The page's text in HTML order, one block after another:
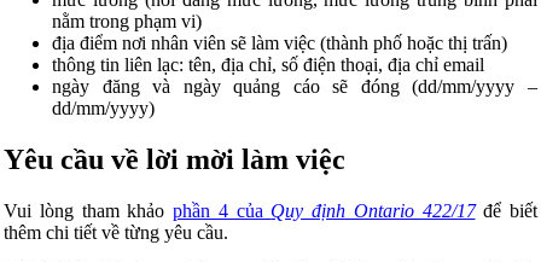
nằm trong phạm vi)
địa điểm nơi nhân viên sẽ làm việc (thành phố hoặc thị trấn)
thông tin liên lạc: tên, địa chỉ, số điện thoại, địa chỉ email
ngày đăng và ngày quảng cáo sẽ đóng (dd/mm/yyyy –
dd/mm/yyyy)
Yêu cầu về lời mời làm việc
Vui lòng tham khảo phần 4 của Quy định Ontario 422/17để biết
thêm chi tiết về từng yêu cầu.